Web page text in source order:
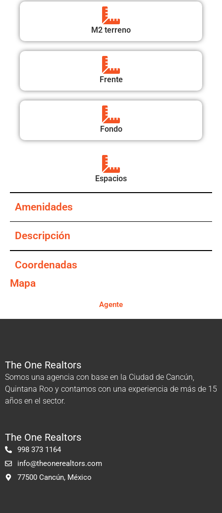
Fondo
Frente
M2 terreno
Espacios
Amenidades
Descripción
Coordenadas
Mapa
Agente
The One Realtors
Somos una agencia con base en la Ciudad de Cancún,
Quintana Roo y contamos con una experiencia de más de 15
años en el sector.
The One Realtors
998 373 1164
info@theonerealtors.com
77500 Cancún, México